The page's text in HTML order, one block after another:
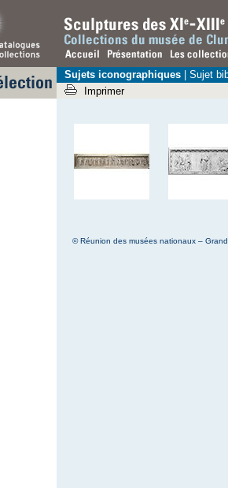
Sujets iconographiques
Sujet
Imprimer
© Réunion des musées nationaux –